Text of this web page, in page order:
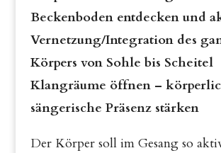
Beckenboden entdecken und
Vernetzung/Integration des
Körpers von Sohle bis Scheitel
Klangräume öffnen –
sängerische Präsenz stärken
Der Körper soll im Gesang so